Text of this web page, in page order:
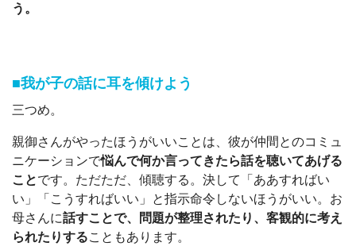
う。
■我が子の話に耳を傾けよう
三つめ。
親御さんがやったほうがいいことは、彼が仲間とのコミュ
ニケーションで悩んで何か言ってきたら話を聴いてあげる
ことです。ただただ、傾聴する。決して「ああすればい
い」「こうすればいい」と指示命令しないほうがいい。お
母さんに話すことで、問題が整理されたり、客観的に考え
られたりすることもあります。